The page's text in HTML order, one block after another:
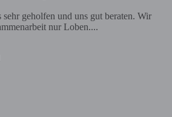
sehr geholfen und uns gut beraten. Wir
nur Loben....